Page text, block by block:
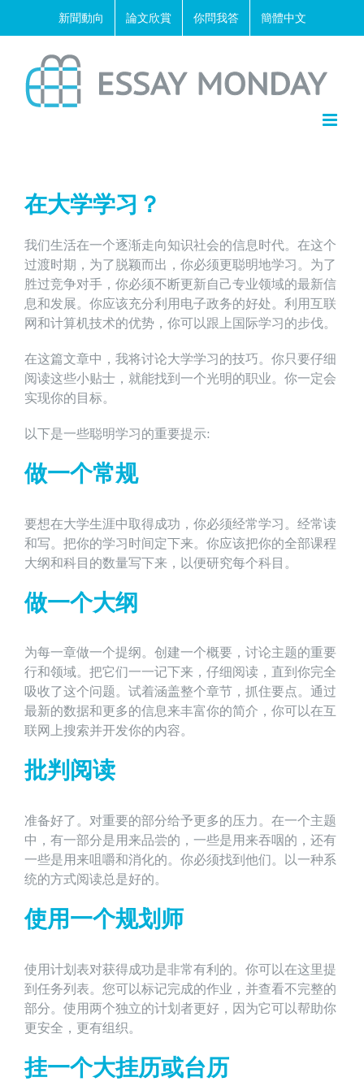
新聞動向 論文欣賞 你問我答 簡體中文
在大学学习？
我们生活在一个逐渐走向知识社会的信息时代。在这个
过渡时期，为了脱颖而出，你必须更聪明地学习。为了
胜过竞争对手，你必须不断更新自己专业领域的最新信
息和发展。你应该充分利用电子政务的好处。利用互联
网和计算机技术的优势，你可以跟上国际学习的步伐。
在这篇文章中，我将讨论大学学习的技巧。你只要仔细
阅读这些小贴士，就能找到一个光明的职业。你一定会
实现你的目标。
以下是一些聪明学习的重要提示:
做一个常规
要想在大学生涯中取得成功，你必须经常学习。经常读
和写。把你的学习时间定下来。你应该把你的全部课程
大纲和科目的数量写下来，以便研究每个科目。
做一个大纲
为每一章做一个提纲。创建一个概要，讨论主题的重要
行和领域。把它们一一记下来，仔细阅读，直到你完全
吸收了这个问题。试着涵盖整个章节，抓住要点。通过
最新的数据和更多的信息来丰富你的简介，你可以在互
联网上搜索并开发你的内容。
批判阅读
准备好了。对重要的部分给予更多的压力。在一个主题
中，有一部分是用来品尝的，一些是用来吞咽的，还有
一些是用来咀嚼和消化的。你必须找到他们。以一种系
统的方式阅读总是好的。
使用一个规划师
使用计划表对获得成功是非常有利的。你可以在这里提
到任务列表。您可以标记完成的作业，并查看不完整的
部分。使用两个独立的计划者更好，因为它可以帮助你
更安全，更有组织。
挂一个大挂历或台历